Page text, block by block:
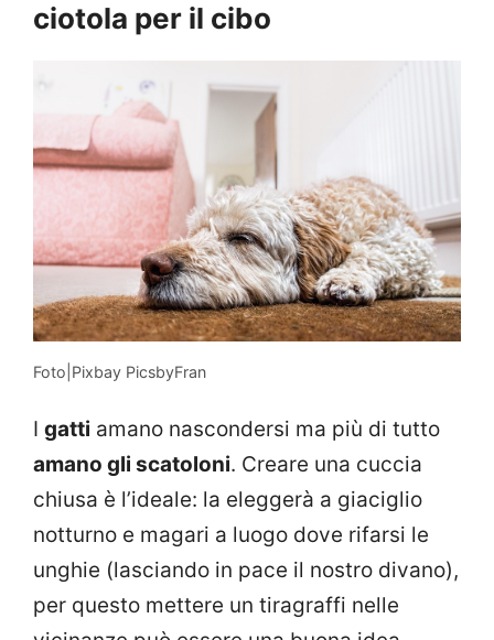
ciotola per il cibo
Foto|Pixbay PicsbyFran
I gatti amano nascondersi ma più di tutto
amano gli scatoloni. Creare una cuccia
chiusa è l’ideale: la eleggerà a giaciglio
notturno e magari a luogo dove rifarsi le
unghie (lasciando in pace il nostro divano),
per questo mettere un tiragraffi nelle